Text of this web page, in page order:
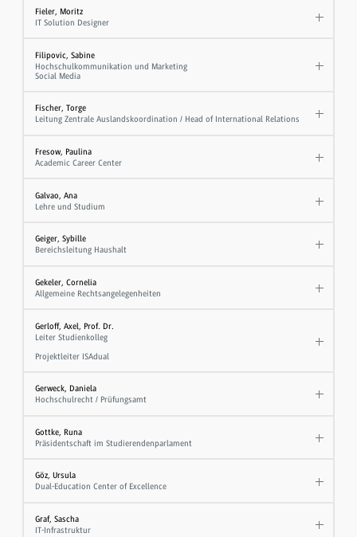
Fieler, Moritz
IT Solution Designer
Filipovic, Sabine
Hochschulkommunikation und Marketing
Social Media
Fischer, Torge
Leitung Zentrale Auslandskoordination / Head of International Relations
Fresow, Paulina
Academic Career Center
Galvao, Ana
Lehre und Studium
Geiger, Sybille
Bereichsleitung Haushalt
Gekeler, Cornelia
Allgemeine Rechtsangelegenheiten
Gerloff, Axel, Prof. Dr.
Leiter Studienkolleg
Projektleiter ISAdual
Gerweck, Daniela
Hochschulrecht / Prüfungsamt
Gottke, Runa
Präsidentschaft im Studierendenparlament
Göz, Ursula
Dual-Education Center of Excellence
Graf, Sascha
IT-Infrastruktur